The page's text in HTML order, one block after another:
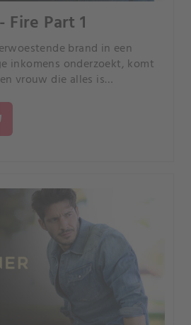
Part 1
brand in een
inkomens onderzoekt, komt
vrouw die alles is